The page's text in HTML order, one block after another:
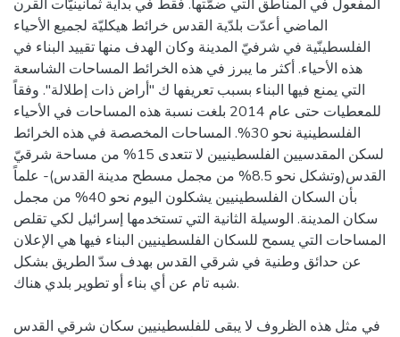
المفعول في المناطق التي ضمّتها. فقط في بداية ثمانينيّات القرن
الماضي أعدّت بلدّية القدس خرائط هيكليّة لجميع الأحياء
الفلسطينّية في شرفيّ المدينة وكان الهدف منها تقييد البناء في
هذه الأحياء. أكثر ما يبرز في هذه الخرائط المساحات الشاسعة
التي يمنع فيها البناء بسبب تعريفها ك "أراض ذات إطلالة". وفقاً
للمعطيات حتى عام 2014 بلغت نسبة هذه المساحات في الأحياء
الفلسطينية نحو 30%. المساحات المخصصة في هذه الخرائط
لسكن المقدسيين الفلسطينيين لا تتعدى 15% من مساحة شرقيّ
القدس(وتشكل نحو 8.5% من مجمل مسطح مدينة القدس)- علماً
بأن السكان الفلسطينيين يشكلون اليوم نحو 40% من مجمل
سكان المدينة. الوسيلة الثانية التي تستخدمها إسرائيل لكي تقلص
المساحات التي يسمح للسكان الفلسطينيين البناء فيها هي الإعلان
عن حدائق وطنية في شرقي القدس بهدف سدّ الطريق بشكل
شبه تام عن أي بناء أو تطوير بلدي هناك.
في مثل هذه الظروف لا يبقى للفلسطينيين سكان شرقي القدس